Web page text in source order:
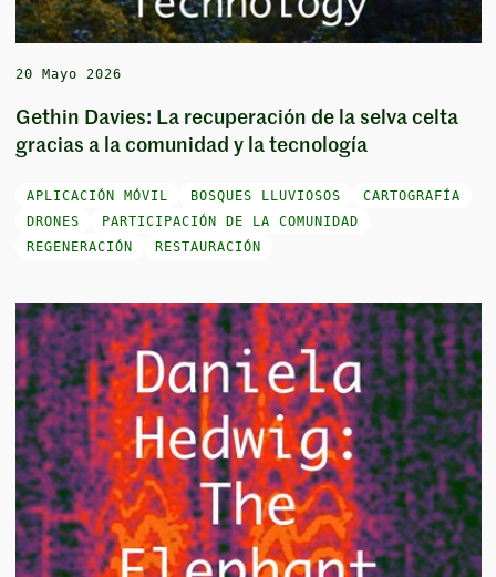
20 Mayo 2026
Gethin Davies: La recuperación de la selva celta
gracias a la comunidad y la tecnología
APLICACIÓN MÓVIL BOSQUES LLUVIOSOS
CARTOGRAFÍA
DRONES
PARTICIPACIÓN DE LA COMUNIDAD
REGENERACIÓN
RESTAURACIÓN